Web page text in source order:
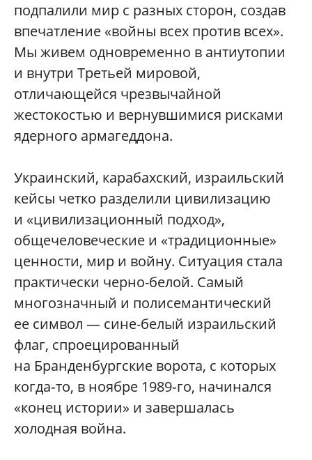
подпалили мир с разных сторон, создав
впечатление «вой­ны всех против всех».
Мы живем одновременно в антиутопии
и внутри Третьей мировой,
отличающейся чрезвычайной
жестокостью и вернувшимися рисками
ядерного армагеддона.
Украинский, карабахский, израильский
кейсы четко разделили цивилизацию
и «цивилизационный подход»,
общечеловеческие и «традиционные»
ценности, мир и вой­ну. Ситуация стала
практически черно-­белой. Самый
многозначный и полисемантический
ее символ — сине-белый израильский
флаг, спроецированный
на Бранденбургские ворота, с которых
когда‑то, в ноябре 1989‑го, начинался
«конец истории» и завершалась
холодная вой­на.